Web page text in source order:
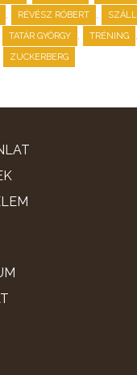
, RÉVÉSZ RÓBERT ,
TATÁR GYÖRGY , TRÉNING ,
ZUCKERBERG